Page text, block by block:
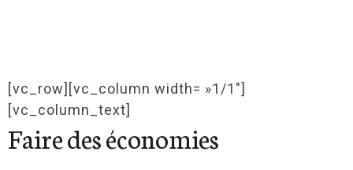
[vc_row][vc_column width= »1/1″]
[vc_column_text]
Faire des économies